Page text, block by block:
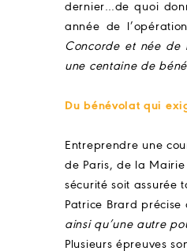
dernier…de quoi
année de
Concorde et née de
une centaine de
Du bénévolat qui
Entreprendre une
de Paris, de la
sécurité soit assurée
Patrice Brard précise
ainsi qu’une autre
Plusieurs épreuves